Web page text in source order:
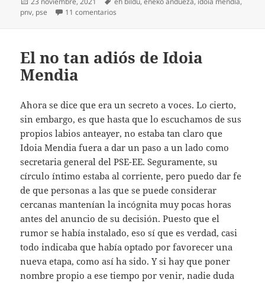
el
pnv, pse 11 comentarios
El no tan adiós de Idoia
Mendia
Ahora se dice que era un secreto a voces. Lo cierto,
sin embargo, es que hasta que lo escuchamos de sus
propios labios anteayer, no estaba tan claro que
Idoia Mendia fuera a dar un paso a un lado como
secretaria general del PSE-EE. Seguramente, su
círculo íntimo estaba al corriente, pero puedo dar fe
de que personas a las que se puede considerar
cercanas mantenían la incógnita muy pocas horas
antes del anuncio de su decisión. Puesto que el
rumor se había instalado, eso sí que es verdad, casi
todo indicaba que había optado por favorecer una
nueva etapa, como así ha sido. Y si hay que poner
nombre propio a ese tiempo por venir, nadie duda